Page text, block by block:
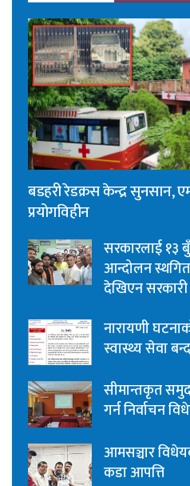
बडहरी रेडक्रस केन्द्र
प्रयोगविहीन
सरकारलाई १३
आन्दोलन
देखिएन सरकारी
नारायणी
स्वास्थ्य सेवा बन्द
सीमान्तकृत
गर्न निर्वाचन
आमसञ्चार
कडा आपत्ति